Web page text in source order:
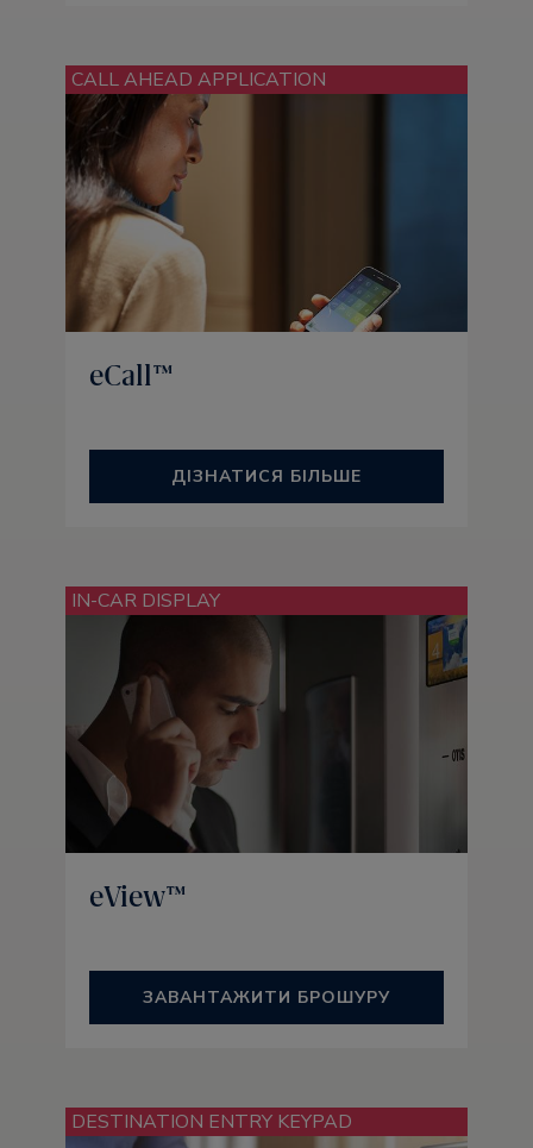
CALL AHEAD APPLICATION
eCall™
ДІЗНАТИСЯ БІЛЬШЕ
IN-CAR DISPLAY
eView™
ЗАВАНТАЖИТИ БРОШУРУ
DESTINATION ENTRY KEYPAD